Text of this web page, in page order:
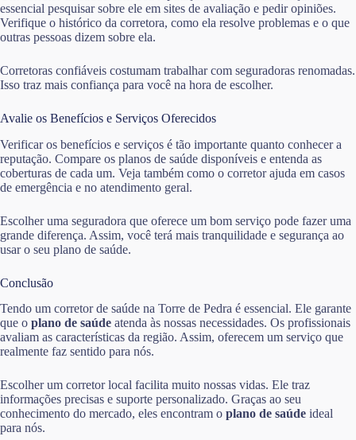
essencial pesquisar sobre ele em sites de avaliação e pedir opiniões.
Verifique o histórico da corretora, como ela resolve problemas e o que
outras pessoas dizem sobre ela.
Corretoras confiáveis costumam trabalhar com seguradoras renomadas.
Isso traz mais confiança para você na hora de escolher.
Avalie os Benefícios e Serviços Oferecidos
Verificar os benefícios e serviços é tão importante quanto conhecer a
reputação. Compare os planos de saúde disponíveis e entenda as
coberturas de cada um. Veja também como o corretor ajuda em casos
de emergência e no atendimento geral.
Escolher uma seguradora que oferece um bom serviço pode fazer uma
grande diferença. Assim, você terá mais tranquilidade e segurança ao
usar o seu plano de saúde.
Conclusão
Tendo um corretor de saúde na Torre de Pedra é essencial. Ele garante
que o plano de saúde atenda às nossas necessidades. Os profissionais
avaliam as características da região. Assim, oferecem um serviço que
realmente faz sentido para nós.
Escolher um corretor local facilita muito nossas vidas. Ele traz
informações precisas e suporte personalizado. Graças ao seu
conhecimento do mercado, eles encontram o plano de saúde ideal
para nós.